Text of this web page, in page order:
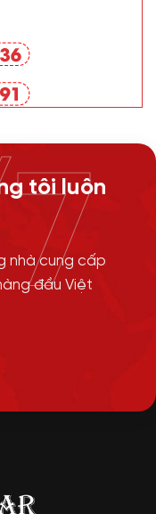
tôi luôn
nhà cung cấp
đầu Việt